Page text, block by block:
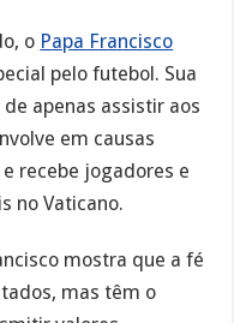
o Papa Francisco
pelo futebol. Sua
apenas assistir aos
em causas
recebe jogadores e
no Vaticano.
mostra que a fé
mas têm o